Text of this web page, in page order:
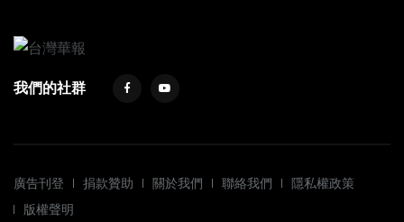
我們的社群
廣告刊登 捐款贊助 關於我們 聯絡我們
隱私權政策
版權聲明